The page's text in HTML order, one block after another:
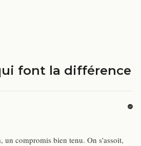
font la différence
un compromis bien tenu. On s'assoit,